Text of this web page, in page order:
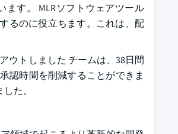
す。 MLRソフトウェアツール
るのに役立ちます。これは、配
ウトしました チームは、38日間
認時間を削減することができま
た。